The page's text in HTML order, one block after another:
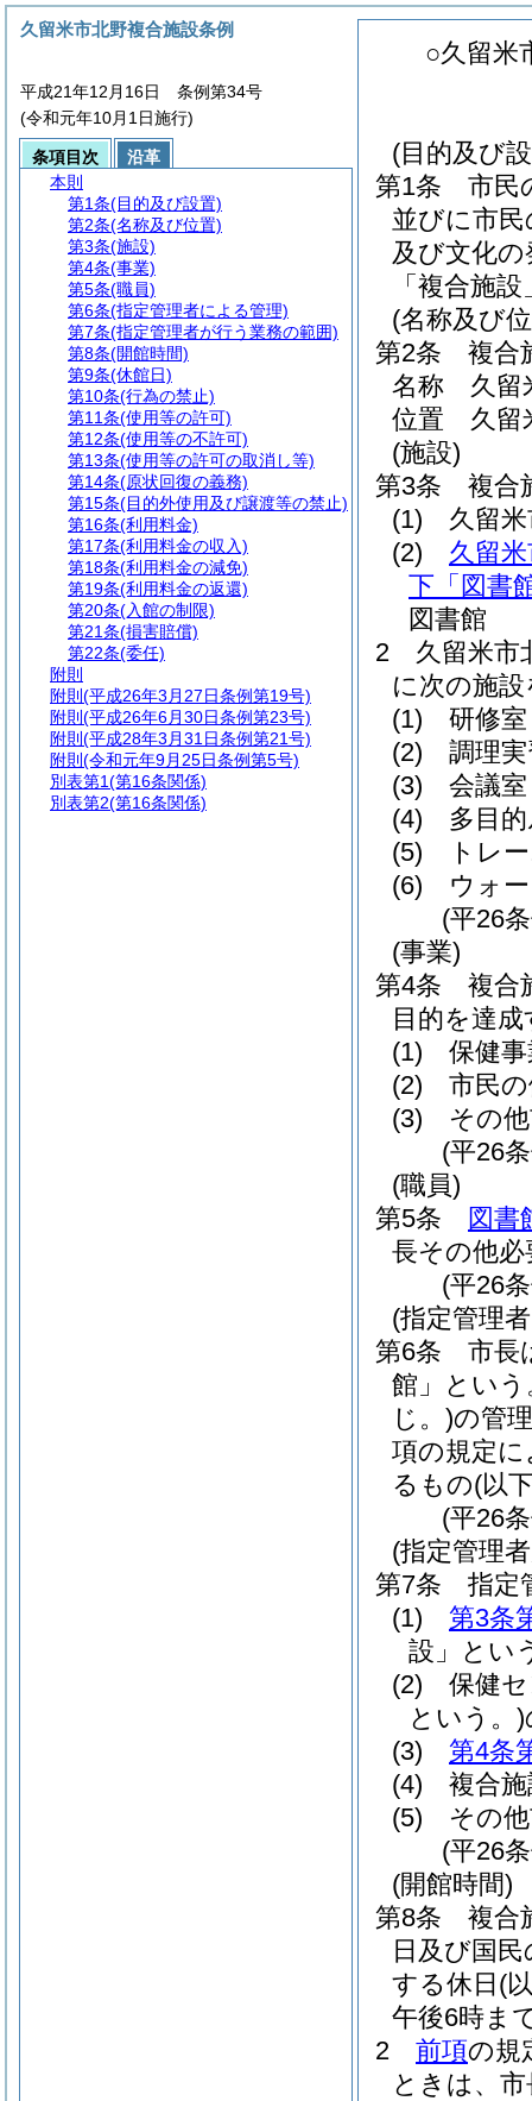
○久留米
(目的及び
第1条
市民
並びに市
及び文化
「複合施
(名称及び
第2条
複合
名称 久留
位置 久留
(施設)
第3条
複合
(1)
久留
(2)
久留
下「図書
図書館
2
久留米市
に次の施
(1)
研修室
(2)
調理
(3)
会議室
(4)
多目
(5)
トレ
(6)
ウォ
(平26
(事業)
第4条
複合
目的を達
(1)
保健
(2)
市民
(3)
その
(平26
(職員)
第5条
図書
長その他
(平26
(指定管理
第6条
市長
館」という
じ。)の管
項の規定
るもの(以
(平26
(指定管理
第7条
指定
(1)
第3条
設」とい
(2)
保健
という。)
(3)
第4条
(4)
複合
(5)
その
(平26
(開館時間)
第8条
複合
日及び国
する休日 (
午後6時ま
2
前項の規
ときは、
久留米市北野複合施設条例
平成21年12月16日 条例第34号
(令和元年10月1日施行)
条項目次
沿革
本則
第1条(目的及び設置)
第2条(名称及び位置)
第3条(施設)
第4条(事業)
第5条(職員)
第6条(指定管理者による管理)
第7条(指定管理者が行う業務の範囲)
第8条(開館時間)
第9条(休館日)
第10条(行為の禁止)
第11条(使用等の許可)
第12条(使用等の不許可)
第13条(使用等の許可の取消し等)
第14条(原状回復の義務)
第15条(目的外使用及び譲渡等の禁止)
第16条(利用料金)
第17条(利用料金の収入)
第18条(利用料金の減免)
第19条(利用料金の返還)
第20条(入館の制限)
第21条(損害賠償)
第22条(委任)
附則
附則 (平成26年3月27日条例第19号)
附則 (平成26年6月30日条例第23号)
附則 (平成28年3月31日条例第21号)
附則 (令和元年9月25日条例第5号)
別表第1(第16条関係)
別表第2(第16条関係)